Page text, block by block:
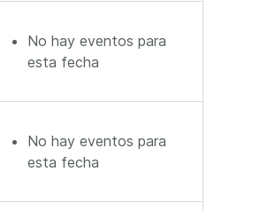
No hay eventos para
esta fecha
No hay eventos para
esta fecha